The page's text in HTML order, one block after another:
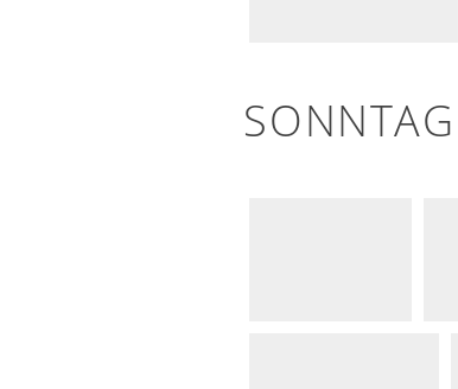
SONNTAG